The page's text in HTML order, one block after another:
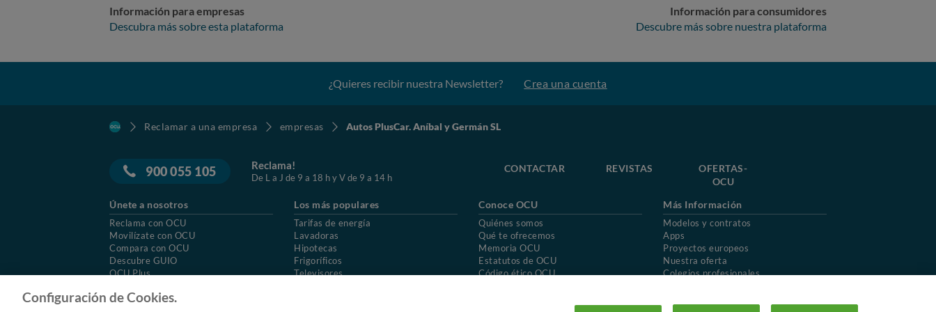
está baja y no haya un pinchazo). Inflamos la rueda y proseguimos viaje hacia Adeje, pero el testigo de presión baja
continúa luciendo.En resumen nos han cobrado 80€ por una rueda que han intercambiado por la de otro coche, la
comprobó la presión del neumático sustituido (lo que nos dio un nuevo susto). Hemos pedido la rueda que nos
cambiaron para poder llevarla a un perito, pero se nos ha negado. Primero nos dijeron que la llevarían a una oficina
sufrido un reventón o un accidente por las condiciones en las que estaba la rueda como ya he relatado.Y la
Información para empresas
Descubra más sobre esta plataforma
Información para consumidores
Descubre más sobre nuestra plataforma
¿Quieres recibir nuestra Newsletter? Crea una cuenta
Reclamar a una empresa empresas Autos PlusCar. Aníbal y Germán SL
900 055 105 Reclama!
De L a J de 9 a 18 h y V de 9 a 14 h
CONTACTAR REVISTAS
OFERTAS-
OCU
Únete a nosotros
Reclama con OCU
Movilízate con OCU
Compara con OCU
Descubre GUIO
OCU Plus
Los más populares
Tarifas de energía
Lavadoras
Hipotecas
Frigoríficos
Televisores
Conoce OCU
Quiénes somos
Qué te ofrecemos
Memoria OCU
Estatutos de OCU
Código ético OCU
Más Información
Modelos y contratos
Apps
Proyectos europeos
Nuestra oferta
Colegios profesionales
Uso del nombre y de los signos de OCU
Configuración de Cookies.